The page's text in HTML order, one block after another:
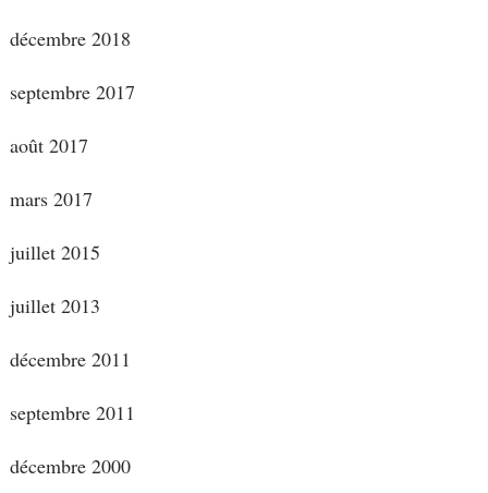
décembre 2018
septembre 2017
août 2017
mars 2017
juillet 2015
juillet 2013
décembre 2011
septembre 2011
décembre 2000